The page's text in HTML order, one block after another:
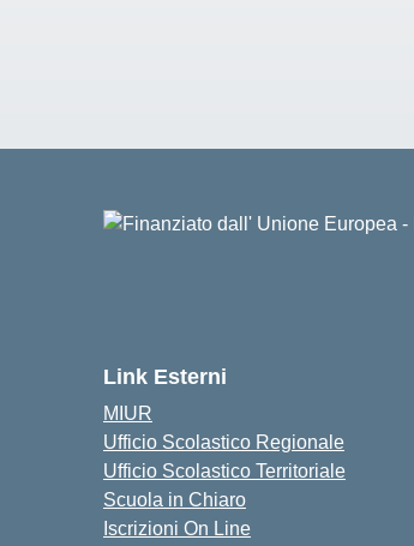
Link Esterni
MIUR
Ufficio Scolastico Regionale
Ufficio Scolastico Territoriale
Scuola in Chiaro
Iscrizioni On Line